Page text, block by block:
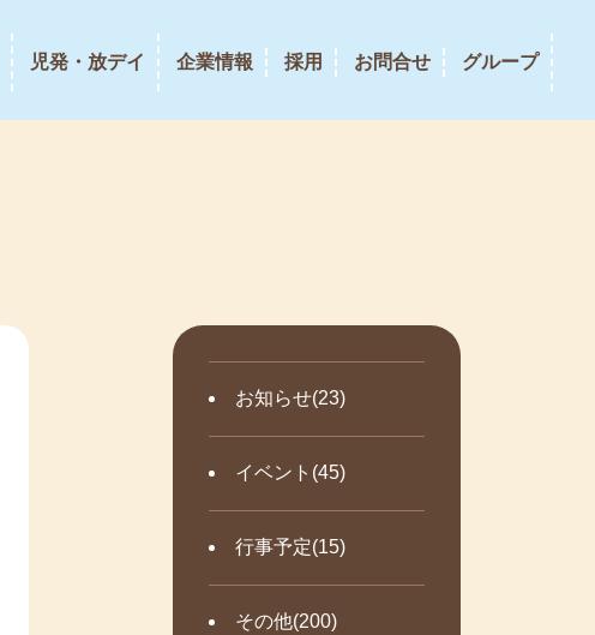
児発・放デイ 企業情報 採用 お問合せ グループ
お知らせ(23)
イベント(45)
行事予定(15)
その他(200)